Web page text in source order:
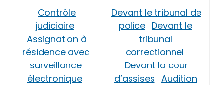
Contrôle
judiciaire
Assignation à
résidence avec
surveillance
électronique
Devant le tribunal de
police Devant le
tribunal
correctionnel
Devant la cour
d’assises Audition